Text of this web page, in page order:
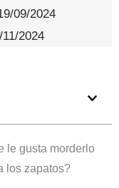
09/2024
2024
le gusta morderlo
los zapatos?